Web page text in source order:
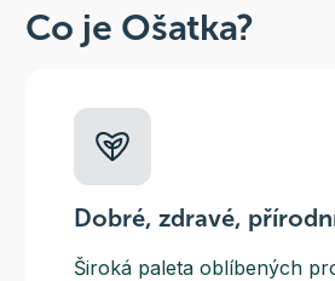
Co je Ošatka?
Dobré, zdravé,
Široká paleta oblíbených